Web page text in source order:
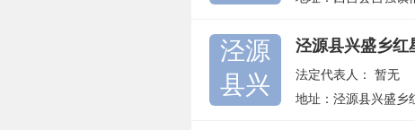
泾源
县兴
泾源县兴盛乡红
法定代表人：暂无
地址：泾源县兴盛乡